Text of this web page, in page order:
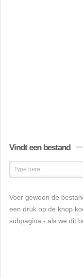
Vindt een bestand
Voer gewoon de
een druk op de knop
subpagina - als we dit